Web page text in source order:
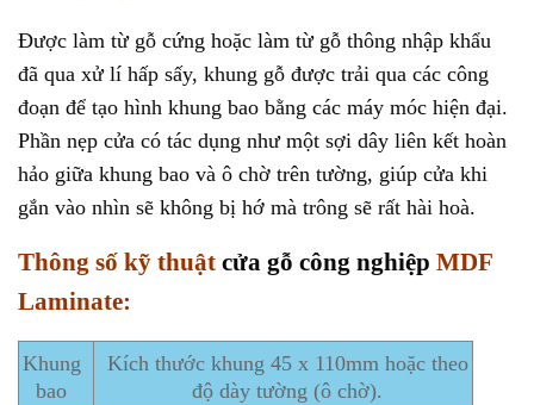
Được làm từ gỗ cứng hoặc làm từ gỗ thông nhập khẩu
đã qua xử lí hấp sấy, khung gỗ được trải qua các công
đoạn để tạo hình khung bao bằng các máy móc hiện đại.
Phần nẹp cửa có tác dụng như một sợi dây liên kết hoàn
hảo giữa khung bao và ô chờ trên tường, giúp cửa khi
gắn vào nhìn sẽ không bị hớ mà trông sẽ rất hài hoà.
Thông số kỹ thuật cửa gỗ công nghiệp MDF
Laminate:
Khung
bao
Kích thước khung 45 x 110mm hoặc theo
độ dày tường (ô chờ).